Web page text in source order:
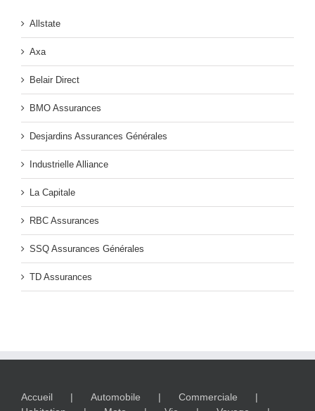
Allstate
Axa
Belair Direct
BMO Assurances
Desjardins Assurances Générales
Industrielle Alliance
La Capitale
RBC Assurances
SSQ Assurances Générales
TD Assurances
Accueil Automobile
Commerciale